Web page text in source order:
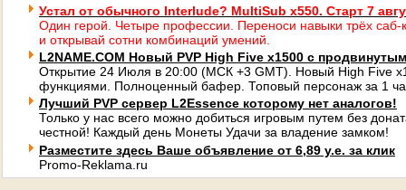
Устал от обычного Interlude? MultiSub x550. Старт 7
Один герой. Четыре профессии. Переноси навыки трёх саб-
и открывай сотни комбинаций умений.
L2NAME.COM Новый PVP High Five x1500 с
Открытие 24 Июля в 20:00 (МСК +3 GMT). Новый High Five
функциями. Полноценный бафер. Топовый персонаж за 1
Лучший PVP сервер L2Essence которому нет аналогов!
Только у нас всего можно добиться игровым путем без
честной! Каждый день Монеты Удачи за владение замком!
Разместите здесь Ваше объявление от 6,89 у.е. за клик
Promo-Reklama.ru